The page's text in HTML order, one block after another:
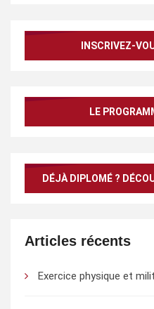
INSCRIVEZ-
LE
DÉJÀ DIPLOMÉ ?
Articles récents
Exercice physique et